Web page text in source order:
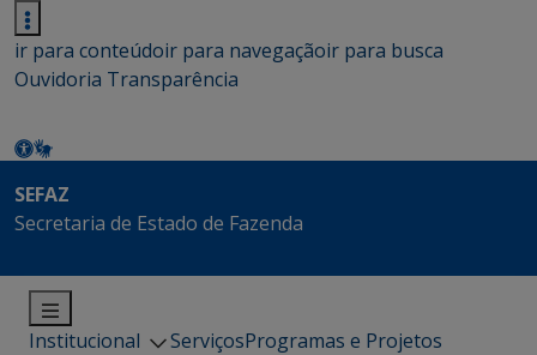
ir para conteúdoir para navegaçãoir para busca
Ouvidoria Transparência
SEFAZ
Secretaria de Estado de Fazenda
Institucional ServiçosProgramas e Projetos